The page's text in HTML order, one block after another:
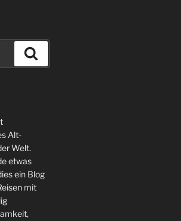
Alt-
Welt.
etwas
ein Blog
mit